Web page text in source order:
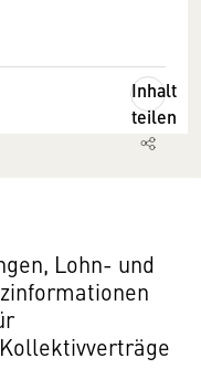
Inhalt
teilen
Lohn- und